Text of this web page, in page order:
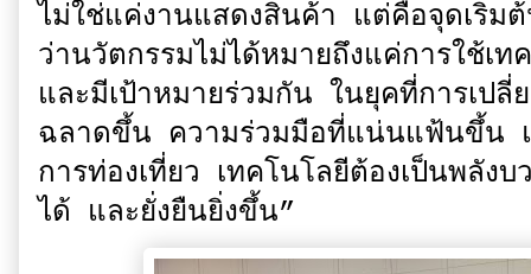
ไม่ใช่แค่งานแสดงสินค้า แต่คือจุดเริ่ม
ว่านวัตกรรมไม่ได้หมายถึงแค่การใช้เ
และมีเป้าหมายร่วมกัน ในยุคที่การเปลี่
ฉลาดขึ้น ความร่วมมือที่แน่นแฟ้นขึ้น
การท่องเที่ยว เทคโนโลยีต้องเป็นพลัง
ได้ และยั่งยืนยิ่งขึ้น”